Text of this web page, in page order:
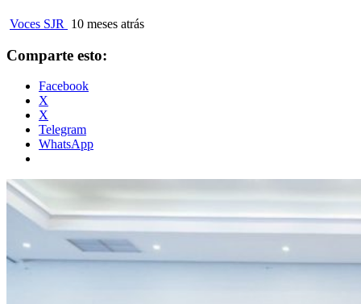
Voces SJR 10 meses atrás
Comparte esto:
Facebook
X
X
Telegram
WhatsApp